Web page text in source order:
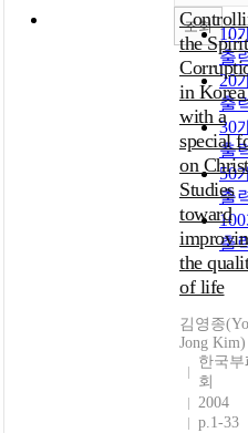
10
출
20
출
30
출
50
출
출
조회
the
in
with a
special
on
Studies
toward
the
of life
김영종
Jong Kim)
한국
회
2004
p.1-33